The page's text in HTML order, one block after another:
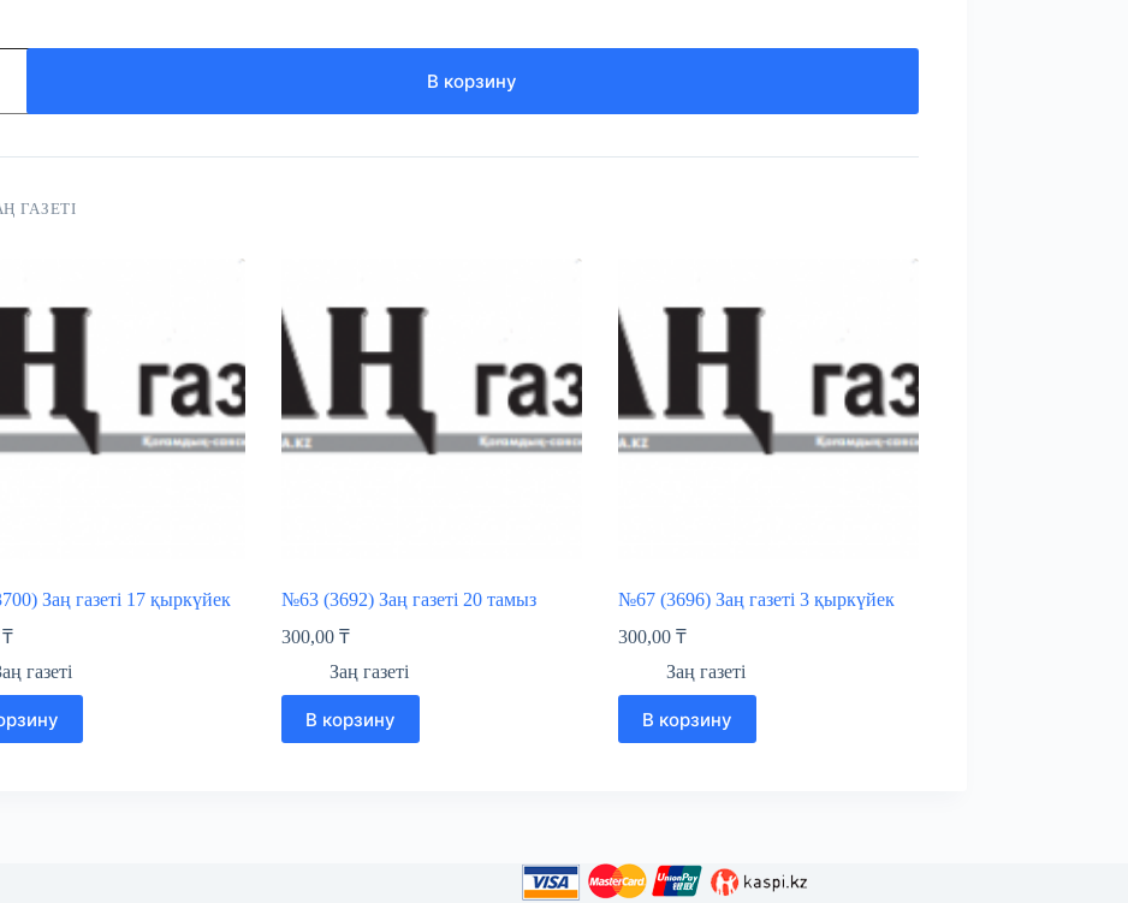
В корзину
ГАЗЕТІ
Заң газеті 17 қыркүйек
₸
газеті
№63 (3692) Заң газеті 20 тамыз
300,00 ₸
Заң газеті
В корзину
№67 (3696) Заң газеті 3 қыркүйек
300,00 ₸
Заң газеті
В корзину